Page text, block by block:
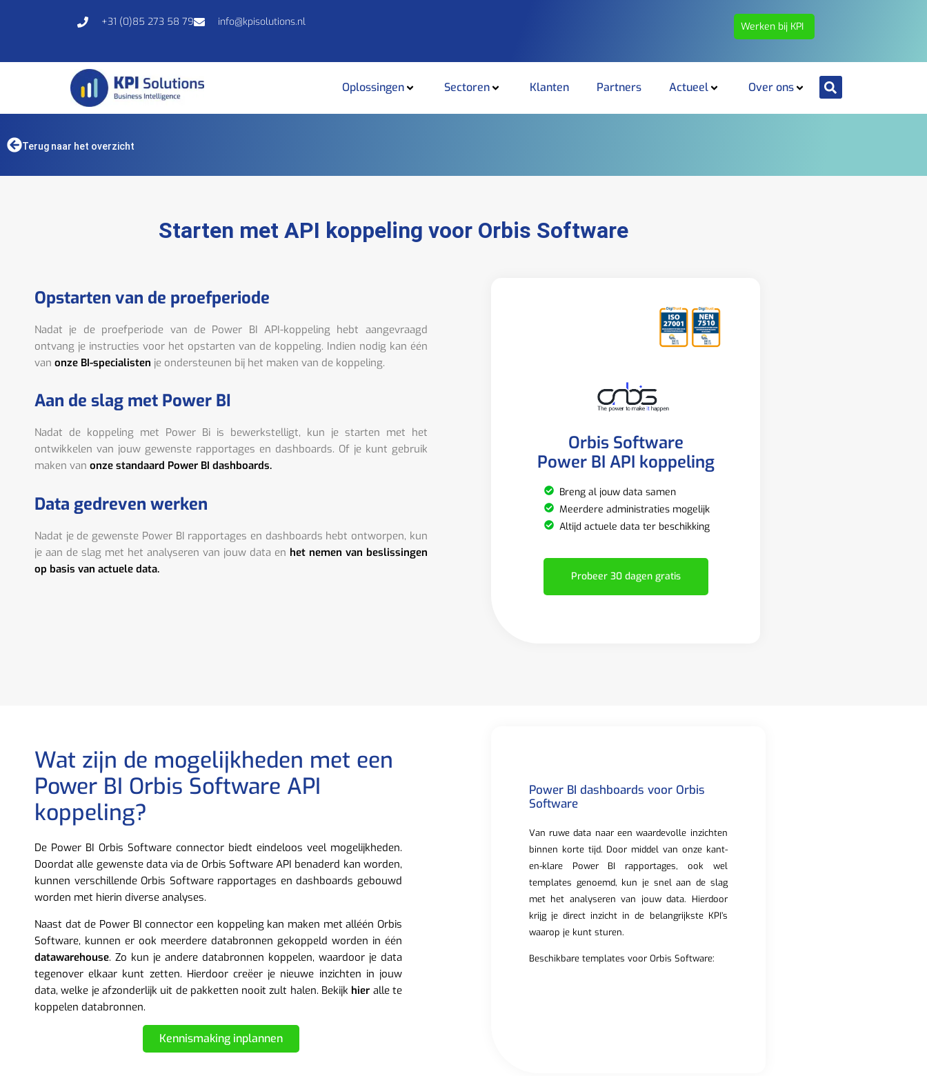
+31 (0)85 273 58 79 info@kpisolutions.nl Werken bij KPI
Oplossingen Sectoren Klanten Partners Actueel Over ons
Terug naar het overzicht
Starten met API koppeling voor Orbis Software
Opstarten van de proefperiode
Nadat je de proefperiode van de Power BI API-koppeling hebt aangevraagd
ontvang je instructies voor het opstarten van de koppeling. Indien nodig kan één
van onze BI-specialisten je ondersteunen bij het maken van de koppeling.
Aan de slag met Power BI
Nadat de koppeling met Power Bi is bewerkstelligt, kun je starten met het
ontwikkelen van jouw gewenste rapportages en dashboards. Of je kunt gebruik
maken van onze standaard Power BI dashboards.
Data gedreven werken
Nadat je de gewenste Power BI rapportages en dashboards hebt ontworpen, kun
je aan de slag met het analyseren van jouw data en het nemen van beslissingen
op basis van actuele data.
Orbis Software
Power BI API koppeling
Breng al jouw data samen
Meerdere administraties mogelijk
Altijd actuele data ter beschikking
Probeer 30 dagen gratis
Wat zijn de mogelijkheden met een
Power BI Orbis Software API
koppeling?
De Power BI Orbis Software connector biedt eindeloos veel mogelijkheden.
Doordat alle gewenste data via de Orbis Software API benaderd kan worden,
kunnen verschillende Orbis Software rapportages en dashboards gebouwd
worden met hierin diverse analyses.
Naast dat de Power BI connector een koppeling kan maken met alléén Orbis
Software, kunnen er ook meerdere databronnen gekoppeld worden in één
datawarehouse. Zo kun je andere databronnen koppelen, waardoor je data
tegenover elkaar kunt zetten. Hierdoor creëer je nieuwe inzichten in jouw
data, welke je afzonderlijk uit de pakketten nooit zult halen. Bekijk hier alle te
koppelen databronnen.
Kennismaking inplannen
Power BI dashboards voor Orbis
Software
Van ruwe data naar een waardevolle inzichten
binnen korte tijd. Door middel van onze kant-
en-klare Power BI rapportages, ook wel
templates genoemd, kun je snel aan de slag
met het analyseren van jouw data. Hierdoor
krijg je direct inzicht in de belangrijkste KPI’s
waarop je kunt sturen.
Beschikbare templates voor Orbis Software: